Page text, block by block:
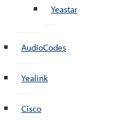
Yeastar
AudioCodes
Yealink
Cisco